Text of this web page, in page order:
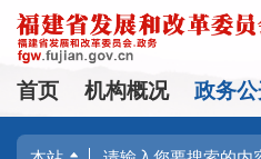
首页 机构概况 政务